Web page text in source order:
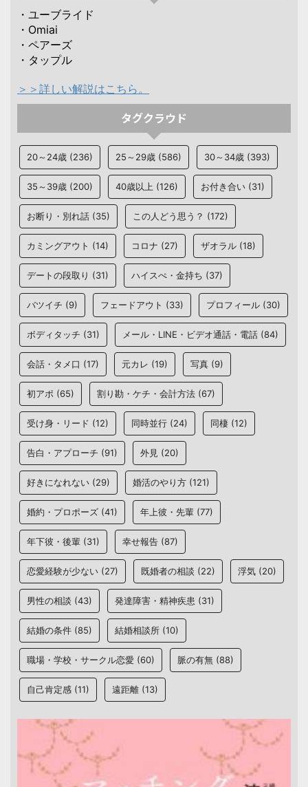
・ユーブライド
・Omiai
・ペアーズ
・タップル
＞＞詳しい解説はこちら。
タグクラウド
20～24歳 (236) 25～29歳 (586) 30～34歳 (393)
35～39歳 (200) 40歳以上 (126) お付き合い (31)
お断り・別れ話 (35) この人どう思う？ (172)
カミングアウト (14) コロナ (27) ザオラル (18)
デートの段取り (31) ハイスぺ・金持ち (37)
バツイチ (9) フェードアウト (33) プロフィール (30)
ボディタッチ (31) メール・LINE・ビデオ通話・電話 (84)
会話・タメ口 (17) 元カレ (19) 写真 (9)
初アポ (65) 割り勘・ケチ・会計方法 (67)
受け身・リード (12) 同時並行 (24) 同棲 (12)
告白・アプローチ (91) 外見 (20)
好きになれない (29) 婚活のやり方 (121)
婚約・プロポーズ (41) 年上彼・先輩 (77)
年下彼・後輩 (31) 幸せ報告 (87)
恋愛経験が少ない (27) 既婚者の相談 (22) 浮気 (20)
男性の相談 (43) 発達障害・精神疾患 (31)
結婚の条件 (85) 結婚相談所 (10)
職場・学校・サークル恋愛 (60) 脈の有無 (88)
自己肯定感 (11) 遠距離 (13)